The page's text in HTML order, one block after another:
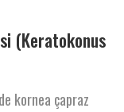
(Keratokonus
kornea çapraz